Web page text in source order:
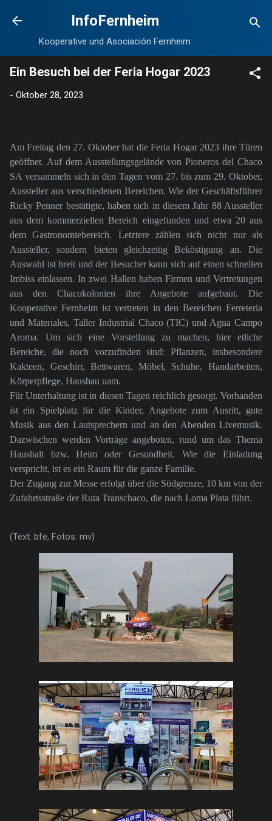
Direkt zum Hauptbereich
InfoFernheim
Kooperative und Asociación Fernheim
Ein Besuch bei der Feria Hogar 2023
- Oktober 28, 2023
Am Freitag den 27. Oktober hat die Feria Hogar 2023 ihre Türen
geöffnet. Auf dem Ausstellungsgelände von Pioneros del Chaco
SA versammeln sich in den Tagen vom 27. bis zum 29. Oktober,
Aussteller aus verschiedenen Bereichen. Wie der Geschäftsführer
Ricky Penner bestätigte, haben sich in diesem Jahr 88 Aussteller
aus dem kommerziellen Bereich eingefunden und etwa 20 aus
dem Gastronomiebereich. Letztere zählen sich nicht nur als
Aussteller, sondern bieten gleichzeitig Beköstigung an. Die
Auswahl ist breit und der Besucher kann sich auf einen schnellen
Imbiss einlassen. In zwei Hallen haben Firmen und Vertretungen
aus den Chacokolonien ihre Angebote aufgebaut. Die
Kooperative Fernheim ist vertreten in den Bereichen Ferreteria
und Materiales, Taller Industrial Chaco (TIC) und Agua Campo
Aroma. Um sich eine Vorstellung zu machen, hier etliche
Bereiche, die noch vorzufinden sind: Pflanzen, insbesondere
Kakteen, Geschirr, Bettwaren, Möbel, Schuhe, Handarbeiten,
Körperpflege, Hausbau uam.
Für Unterhaltung ist in diesen Tagen reichlich gesorgt. Vorhanden
ist ein Spielplatz für die Kinder, Angebote zum Ausritt, gute
Musik aus den Lautsprechern und an den Abenden Livemusik.
Dazwischen werden Vorträge angeboten, rund um das Thema
Haushalt bzw. Heim oder Gesundheit. Wie die Einladung
verspricht, ist es ein Raum für die ganze Familie.
Der Zugang zur Messe erfolgt über die Südgrenze, 10 km von der
Zufahrtsstraße der Ruta Transchaco, die nach Loma Plata führt.
(Text: bfe, Fotos: mv)